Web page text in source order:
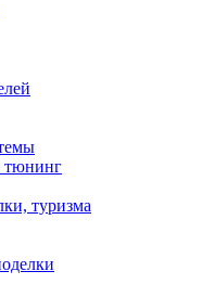
тюнинг
туризма